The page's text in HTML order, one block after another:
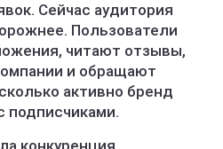
Сейчас аудитория
Пользователи
читают отзывы,
и обращают
активно бренд
подписчиками.
конкуренция